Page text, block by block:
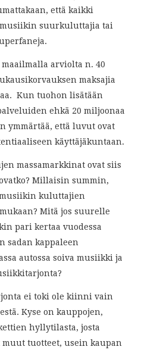
että kaikki
suurkuluttajia tai
arviolta n. 40
maksajia
Kun tuohon lisätään
ehkä 20 miljoonaa
ymmärtää, että luvut ovat
käyttäjäkuntaan.
massamarkkinat ovat siis
Millaisin summin,
kuluttajien
Mitä jos suurelle
pari kertaa vuodessa
sadan kappaleen
autossa soiva musiikki ja
ei toki ole kiinni vain
Kyse on kauppojen,
hyllytilasta, josta
tuotteet, usein kaupan